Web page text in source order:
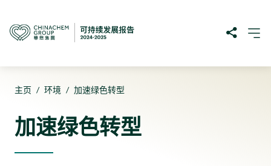
主页 / 环境 / 加速绿色转型
加速绿色转型